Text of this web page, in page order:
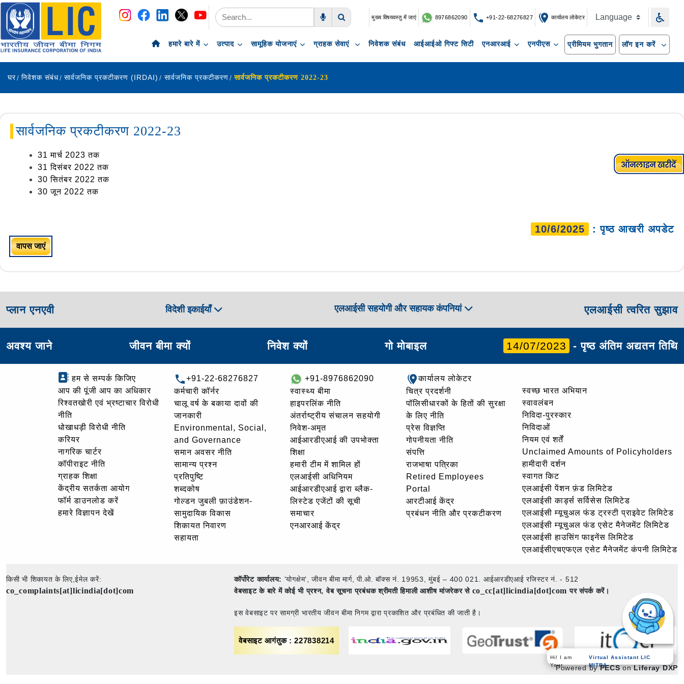
नेविगेशन
सामग्री पर छोड़ें
मुख्य विषयवस्तु में जाएं 8976862090 +91-22-68276827 कार्यालय लोकेटर
हमारे बारे में उत्पाद सामूहिक योजनाएं ग्राहक सेवाएं निवेशक संबंध आईआईओ गिफ्ट सिटी एनआरआई एनपीएस प्रीमियम भुगतान लॉग इन करें
घर निवेशक संबंध सार्वजनिक प्रकटीकरण (IRDAI) सार्वजनिक प्रकटीकरण सार्वजनिक प्रकटीकरण 2022-23
सार्वजनिक प्रकटीकरण 2022-23
31 मार्च 2023 तक
31 दिसंबर 2022 तक
30 सितंबर 2022 तक
30 जून 2022 तक
10/6/2025 : पृष्ठ आखरी अपडेट
वापस जाएं
प्लान एनएवी विदेशी इकाईयाँ एलआईसी सहयोगी और सहायक कंपनियां एलआईसी त्वरित सुझाव
अवश्य जाने जीवन बीमा क्यों निवेश क्यों गो मोबाइल 14/07/2023 - पृष्ठ अंतिम अद्यतन तिथि
हम से सम्पर्क किजिए
आप की पूंजी आप का अधिकार
रिश्वतखोरी एवं भ्रष्टाचार विरोधी
नीति
धोखाधड़ी विरोधी नीति
करियर
नागरिक चार्टर
कॉपीराइट नीति
ग्राहक शिक्षा
केंद्रीय सतर्कता आयोग
फॉर्म डाउनलोड करें
हमारे विज्ञापन देखें
+91-22-68276827
कर्मचारी कॉर्नर
चालू वर्ष के बकाया दावों की
जानकारी
Environmental, Social,
and Governance
समान अवसर नीति
सामान्य प्रश्न
प्रतिपुष्टि
शब्दकोष
गोल्‍डन जुबली फ़ाउंडेशन-
सामुदायिक विकास
शिकायत निवारण
सहायता
+91-8976862090
स्वास्थ्य बीमा
हाइपरलिंक नीति
अंतर्राष्ट्रीय संचालन सहयोगी
निवेश-अमृत
आईआरडीएआई की उपभोक्ता
शिक्षा
हमारी टीम में शामिल हों
एलआईसी अधिनियम
आईआरडीएआई द्वारा ब्लैक-
लिस्टेड एजेंटों की सूची
समाचार
एनआरआई केंद्र
कार्यालय लोकेटर
चित्र प्रदर्शनी
पॉलिसीधारकों के हितों की सुरक्षा
के लिए नीति
प्रेस विज्ञप्ति
गोपनीयता नीति
संपत्ति
राजभाषा पत्रिका
Retired Employees
Portal
आरटीआई केंद्र
प्रबंधन नीति और प्रकटीकरण
स्वच्छ भारत अभियान
स्वावलंबन
निविदा-पुरस्कार
निविदाओं
नियम एवं शर्तें
Unclaimed Amounts of Policyholders
हामीदारी दर्शन
स्वागत किट
एलआईसी पेंशन फ़ंड लिमिटेड
एलआईसी कार्ड्स सर्विसेस लिमिटेड
एलआईसी म्यूचुअल फंड ट्रस्टी प्राइवेट लिमिटेड
एलआईसी म्यूचुअल फंड एसेट मैनेजमेंट लिमिटेड
एलआईसी हाउसिंग फाइनेंस लिमिटेड
एलआईसीएचएफएल एसेट मैनेजमेंट कंपनी लिमिटेड
किसी भी शिकायत के लिए,ईमेल करें:
co_complaints[at]licindia[dot]com
कॉर्पोरेट कार्यालय: 'योगक्षेम', जीवन बीमा मार्ग, पी.ओ. बॉक्स नं. 19953, मुंबई – 400 021. आईआरडीएआई रजिस्टर नं. - 512
वेबसाइट के बारे में कोई भी प्रश्न, वेब सूचना प्रबंधक श्रीमती हिमाली आशीष मांजरेकर से co_cc[at]licindia[dot]comपर संपर्क करें।
इस वेबसाइट पर सामग्री भारतीय जीवन बीमा निगम द्वारा प्रकाशित और प्रबंधित की जाती है।
वेबसाइट आगंतुक : 227838214
Powered byPECSonLiferay DXP
Hi! I am
Your
Virtual Assistant LIC
MITRA